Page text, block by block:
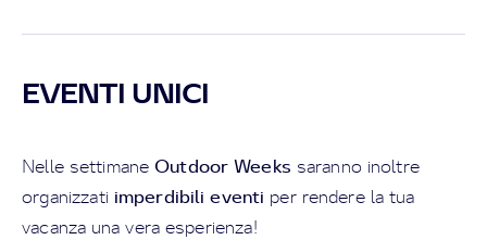
EVENTI UNICI
Nelle settimane Outdoor Weeks saranno inoltre
organizzati imperdibili eventi per rendere la tua
vacanza una vera esperienza!